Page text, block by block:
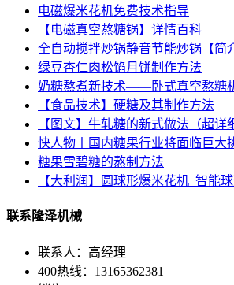
电磁爆米花机免费技术指导
【电磁真空熬糖锅】详情百科
全自动搅拌炒锅静音节能炒锅【简
绿豆杏仁肉松馅月饼制作方法
奶糖熬煮新技术——卧式真空熬糖
【食品技术】硬糖及其制作方法
【图文】牛轧糖的新式做法（超详
快人物丨国内糖果行业将面临巨大
糖果雪碧糖的熬制方法
【大利润】圆球形爆米花机_智能
联系隆泽机械
联系人：高经理
400热线：13165362381